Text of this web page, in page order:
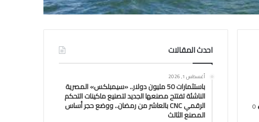
0
احدث المقالات
أغسطس 1, 2026
باستثمارات 50 مليون دولار.. «سيمبلكس» المصرية
الناشئة تفتتح مصنعها الجديد لتصنيع ماكينات التحكم
الرقمي CNC بالعاشر من رمضان.. ووضع حجر أساس
المصنع الثالث